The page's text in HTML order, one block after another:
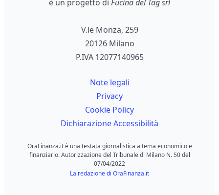
è un progetto di Fucina del Tag srl
V.le Monza, 259
20126 Milano
P.IVA 12077140965
Note legali
Privacy
Cookie Policy
Dichiarazione Accessibilità
OraFinanza.it è una testata giornalistica a tema economico e
finanziario. Autorizzazione del Tribunale di Milano N. 50 del
07/04/2022
La redazione di OraFinanza.it